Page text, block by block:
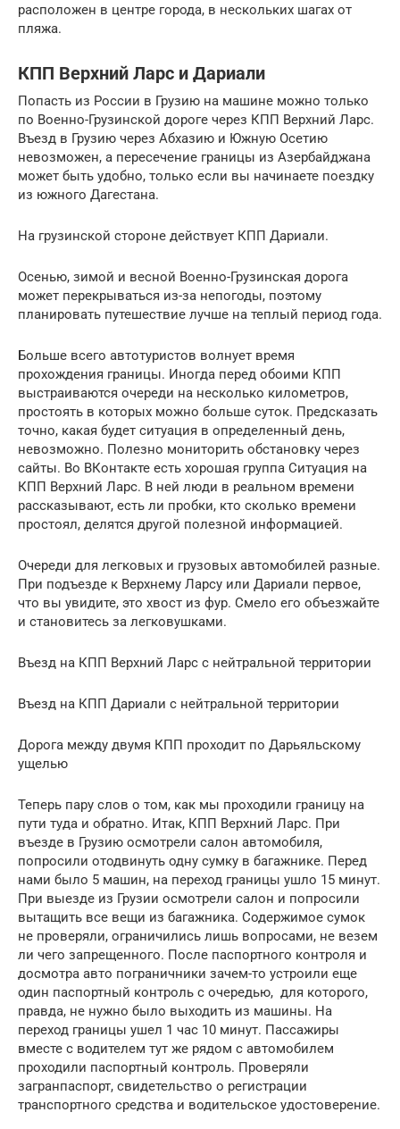
расположен в центре города, в нескольких шагах от
пляжа.
КПП Верхний Ларс и Дариали
Попасть из России в Грузию на машине можно только
по Военно-Грузинской дороге через КПП Верхний Ларс.
Въезд в Грузию через Абхазию и Южную Осетию
невозможен, а пересечение границы из Азербайджана
может быть удобно, только если вы начинаете поездку
из южного Дагестана.
На грузинской стороне действует КПП Дариали.
Осенью, зимой и весной Военно-Грузинская дорога
может перекрываться из-за непогоды, поэтому
планировать путешествие лучше на теплый период года.
Больше всего автотуристов волнует время
прохождения границы. Иногда перед обоими КПП
выстраиваются очереди на несколько километров,
простоять в которых можно больше суток. Предсказать
точно, какая будет ситуация в определенный день,
невозможно. Полезно мониторить обстановку через
сайты. Во ВКонтакте есть хорошая группа Ситуация на
КПП Верхний Ларс. В ней люди в реальном времени
рассказывают, есть ли пробки, кто сколько времени
простоял, делятся другой полезной информацией.
Очереди для легковых и грузовых автомобилей разные.
При подъезде к Верхнему Ларсу или Дариали первое,
что вы увидите, это хвост из фур. Смело его объезжайте
и становитесь за легковушками.
Въезд на КПП Верхний Ларс с нейтральной территории
Въезд на КПП Дариали с нейтральной территории
Дорога между двумя КПП проходит по Дарьяльскому
ущелью
Теперь пару слов о том, как мы проходили границу на
пути туда и обратно. Итак, КПП Верхний Ларс. При
въезде в Грузию осмотрели салон автомобиля,
попросили отодвинуть одну сумку в багажнике. Перед
нами было 5 машин, на переход границы ушло 15 минут.
При выезде из Грузии осмотрели салон и попросили
вытащить все вещи из багажника. Содержимое сумок
не проверяли, ограничились лишь вопросами, не везем
ли чего запрещенного. После паспортного контроля и
досмотра авто пограничники зачем-то устроили еще
один паспортный контроль с очередью, для которого,
правда, не нужно было выходить из машины. На
переход границы ушел 1 час 10 минут. Пассажиры
вместе с водителем тут же рядом с автомобилем
проходили паспортный контроль. Проверяли
загранпаспорт, свидетельство о регистрации
транспортного средства и водительское удостоверение.